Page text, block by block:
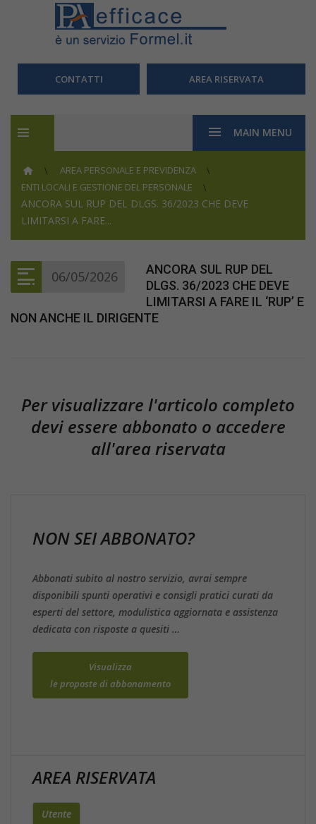
CONTATTI AREA RISERVATA
MAIN MENU
AREA PERSONALE E PREVIDENZA
ENTI LOCALI E GESTIONE DEL PERSONALE
ANCORA SUL RUP DEL DLGS. 36/2023 CHE DEVE
LIMITARSI A FARE...
06/05/2026
ANCORA SUL RUP DEL
DLGS. 36/2023 CHE DEVE
LIMITARSI A FARE IL ‘RUP’ E
NON ANCHE IL DIRIGENTE
Per visualizzare l'articolo completo
devi essere abbonato o accedere
all'area riservata
NON SEI ABBONATO?
Abbonati subito al nostro servizio, avrai sempre
disponibili spunti operativi e consigli pratici curati da
esperti del settore, modulistica aggiornata e assistenza
dedicata con risposte a quesiti …
Visualizza
le proposte di abbonamento
AREA RISERVATA
Utente